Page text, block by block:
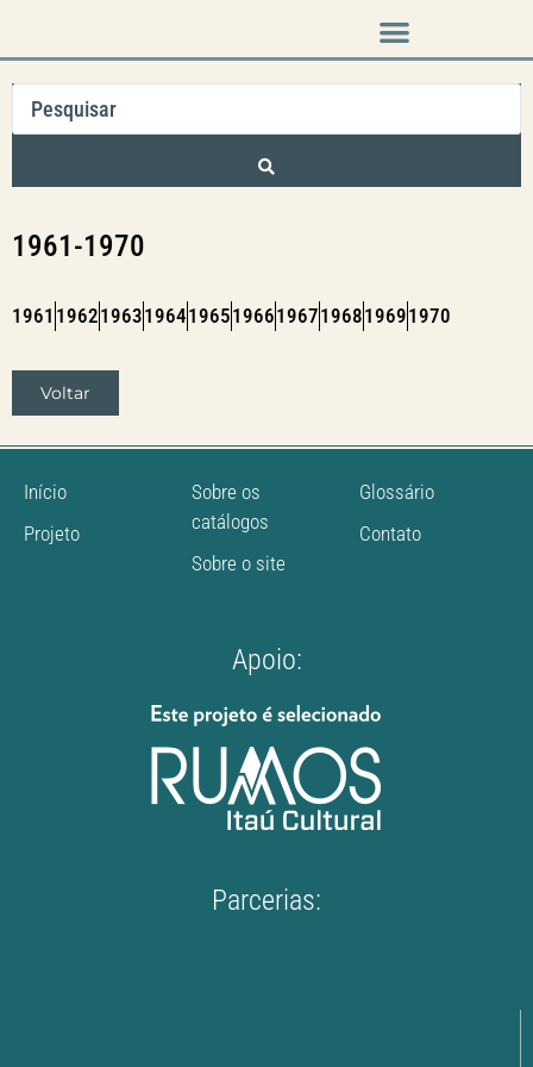
1961-1970
1961 196219631964196519661967196819691970
Voltar
Início
Projeto
Sobre os
catálogos
Sobre o site
Glossário
Contato
Apoio:
Parcerias: